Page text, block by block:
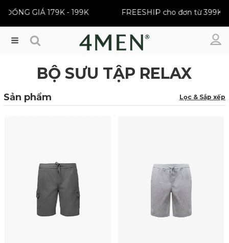
GIÁ 179K - 199K FREESHIP cho đơn từ 399K
Menu
BỘ SƯU TẬP RELAX
Sản phẩm Lọc & Sắp xếp